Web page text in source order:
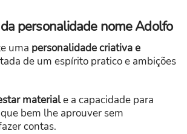
personalidade nome Adolfo
uma personalidade criativa e
de um espírito pratico e ambições
materiale a capacidade para
bem lhe aprouver sem
contas.